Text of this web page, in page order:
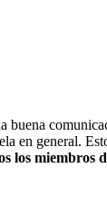
en general.
los miembros